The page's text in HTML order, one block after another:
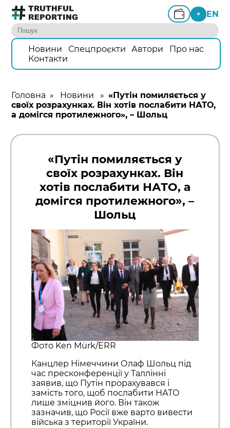
+ EN
Новини Спецпроєкти Автори
Про нас
Контакти
Головна » Новини »«Путін помиляється у
своїх розрахунках. Він хотів послабити НАТО,
а домігся протилежного», – Шольц
«Путін помиляється у
своїх розрахунках. Він
хотів послабити НАТО, а
домігся протилежного», –
Шольц
Фото Ken Mürk/ERR
Канцлер Німеччини Олаф Шольц під
час пресконференції у Таллінні
заявив, що Путін прорахувався і
замість того, щоб послабити НАТО
лише зміцнив його. Він також
зазначив, що Росії вже варто вивести
війська з території України.